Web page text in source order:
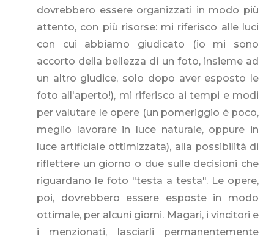
dovrebbero essere organizzati in modo più
attento, con più risorse: mi riferisco alle luci
con cui abbiamo giudicato (io mi sono
accorto della bellezza di un foto, insieme ad
un altro giudice, solo dopo aver esposto le
foto all'aperto!), mi riferisco ai tempi e modi
per valutare le opere (un pomeriggio é poco,
meglio lavorare in luce naturale, oppure in
luce artificiale ottimizzata), alla possibilità di
riflettere un giorno o due sulle decisioni che
riguardano le foto "testa a testa". Le opere,
poi, dovrebbero essere esposte in modo
ottimale, per alcuni giorni. Magari, i vincitori e
i menzionati, lasciarli permanentemente